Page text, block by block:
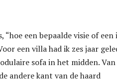
een bepaalde visie of een
een villa had ik zes jaar
sofa in het midden. Van
andere kant van de haard